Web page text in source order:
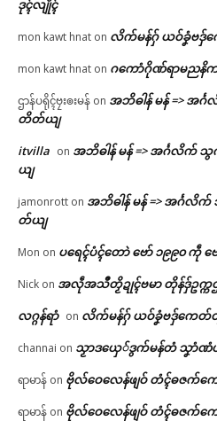
ဒုၚ်လျိုၚ်
mon kawt hnat on လိက်မန်ဂှ် ယဝ်ခၞံဗဒှ်က
mon kawt hnat on ဂကောံဂိုဏ်ရာမညနိ
ဌာန်ပရိုၚ်ဗၠးၜးမန် on အဘိဓါန် မန် => အ
တိတ်ယျ
itvilla on အဘိဓါန် မန် => အၚ်္ဂလိက်
ယျ
jamonrott on အဘိဓါန် မန် => အၚ်္ဂလိ
တ်ယျ
Mon on ပရေၚ်ပံၚ်တောဲ ဗော် ၁၉၉၀ ကဵု
Nick on အလဵုအသဳတၟိဍုၚ်ဗမာ တိုန်ဒှ်ဥက္ကဌ
လဂ္ဂန်ရာံ on လိက်မန်ဂှ် ယဝ်ခၞံဗဒှ်ကေတ်တၟိ
channai on သၟာဒယှေ်ဒွက်မန်တံ သၞာံ
ရာမာန် on ဗိုလ်ဝေလေန်ဖျဝ် တံၚ်ဓဇက်က
ရာမာန် on ဗိုလ်ဝေလေန်ဖျဝ် တံၚ်ဓဇက်က